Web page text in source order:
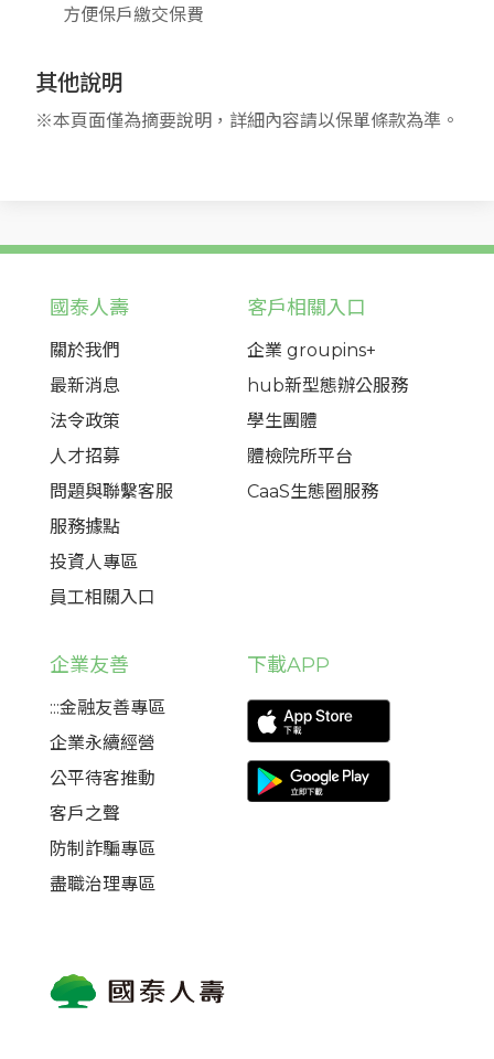
方便保戶繳交保費
其他說明
※本頁面僅為摘要說明，詳細內容請以保單條款為準。
國泰人壽
關於我們
最新消息
法令政策
人才招募
問題與聯繫客服
服務據點
投資人專區
員工相關入口
客戶相關入口
企業 groupins+
hub新型態辦公服務
學生團體
體檢院所平台
CaaS生態圈服務
企業友善
:::金融友善專區
企業永續經營
公平待客推動
客戶之聲
防制詐騙專區
盡職治理專區
下載APP